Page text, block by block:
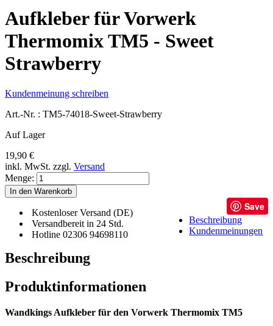
Aufkleber für Vorwerk
Thermomix TM5 - Sweet
Strawberry
Kundenmeinung schreiben
Art.-Nr. : TM5-74018-Sweet-Strawberry
Auf Lager
19,90 €
inkl. MwSt. zzgl. Versand
Menge:
In den Warenkorb
Kostenloser Versand (DE)
Versandbereit in 24 Std.
Hotline 02306 94698110
Save
Beschreibung
Kundenmeinungen
Beschreibung
Produktinformationen
Wandkings Aufkleber für den Vorwerk Thermomix TM5